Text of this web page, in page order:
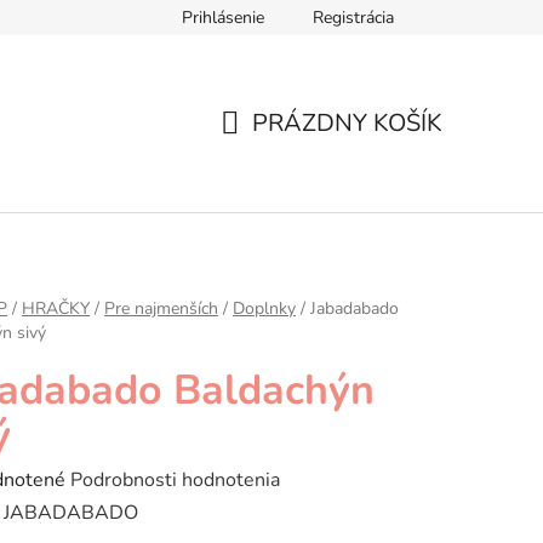
Formulár na odstúpenie od zmluvy Ochrana osobných
Prihlásenie Registrácia
KOŠÍK
PRÁZDNY KOŠÍK
/ HRAČKY / Pre najmenších / Doplnky / Jabadabado
sivý
Baldachýn
Podrobnosti hodnotenia
JABADABADO